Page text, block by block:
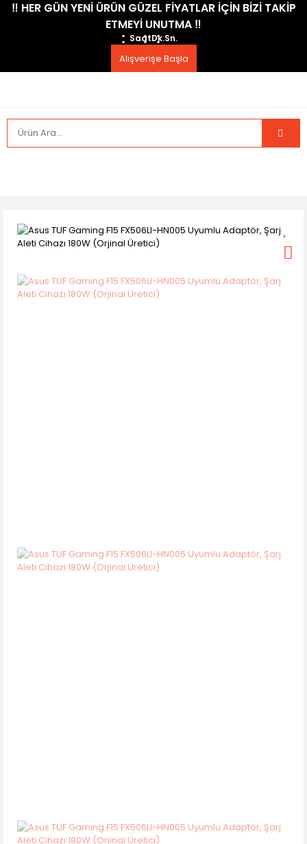
​‼️​ HER GÜN YENİ ÜRÜN GÜZEL FİYATLAR İÇİN BİZİ TAKİP
ETMEYİ UNUTMA ​‼️​
SaatDk.Sn.
Alışverişe Başla